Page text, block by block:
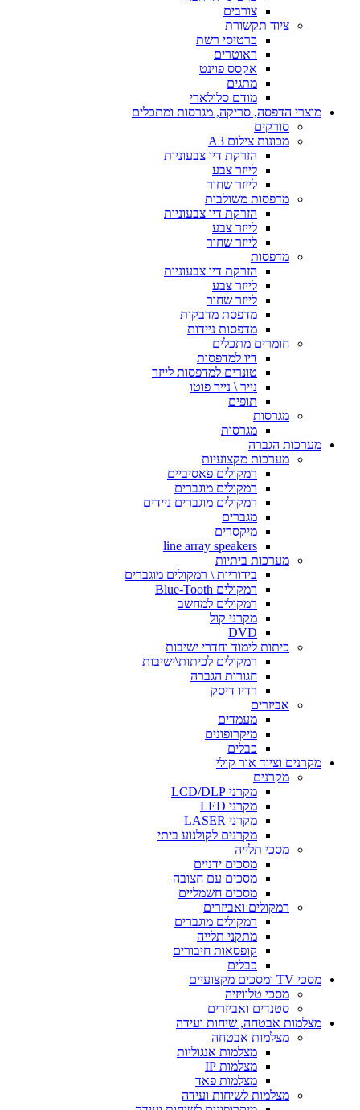
צורבים
ציוד תקשורת
כרטיסי רשת
ראוטרים
אקסס פוינט
מתגים
מודם סלולארי
מוצרי הדפסה, סריקה, מגרסות ומתכלים
סורקים
מכונות צילום A3
הזרקת דיו צבעוניות
לייזר צבע
לייזר שחור
מדפסות משולבות
הזרקת דיו צבעוניות
לייזר צבע
לייזר שחור
מדפסות
הזרקת דיו צבעוניות
לייזר צבע
לייזר שחור
מדפסת מדבקות
מדפסות ניידות
חומרים מתכלים
דיו למדפסות
טונרים למדפסות לייזר
נייר \ נייר פוטו
תופים
מגרסות
מגרסות
מערכות הגברה
מערכות מקצועיות
רמקולים פאסיביים
רמקולים מוגברים
רמקולים מוגברים ניידים
מגברים
מיקסרים
line array speakers
מערכות ביתיות
בידוריות \ רמקולים מוגברים
רמקולים Blue-Tooth
רמקולים למחשב
מקרני קול
DVD
כיתות לימוד וחדרי ישיבות
רמקולים לכיתות\ישיבות
חגורות הגברה
רדיו דיסק
אביזרים
מעמדים
מיקרופונים
כבלים
מקרנים וציוד אור קולי
מקרנים
מקרני LCD/DLP
מקרני LED
מקרני LASER
מקרנים לקולנוע ביתי
מסכי תלייה
מסכים ידניים
מסכים עם חצובה
מסכים חשמליים
רמקולים ואביזרים
רמקולים מוגברים
מתקני תלייה
קופסאות חיבורים
כבלים
מסכי TV ומסכים מקצועיים
מסכי טלוויזיה
סטנדים ואביזרים
מצלמות אבטחה, שיחות ועידה
מצלמות אבטחה
מצלמות אנגוליות
מצלמות IP
מצלמות פאד
מצלמות לשיחות ועידה